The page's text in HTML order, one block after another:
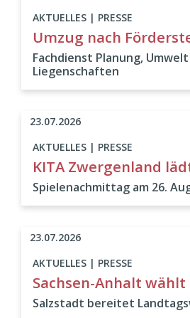
AKTUELLES | PRESSE
Umzug nach
Fachdienst Planung,
Liegenschaften
AKTUELLES | PRESSE
KITA Zwergenland
Spielenachmittag am 26.
23.07.2026
AKTUELLES | PRESSE
Sachsen-Anhalt wählt
Salzstadt bereitet
23.07.2026